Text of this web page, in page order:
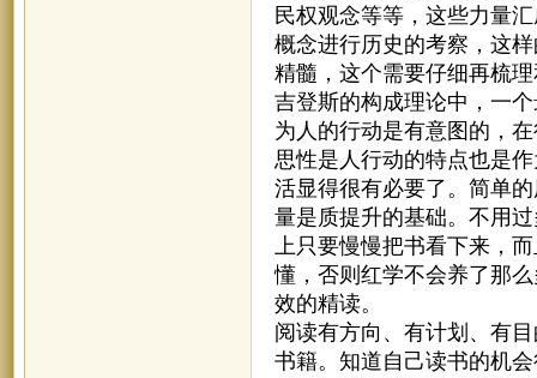
民权观念等等，这些力量
概念进行历史的考察，这
精髓，这个需要仔细再梳
吉登斯的构成理论中，一
为人的行动是有意图的，
思性是人行动的特点也是
活显得很有必要了。简单
量是质提升的基础。不用
上只要慢慢把书看下来，
懂，否则红学不会养了那
效的精读。
阅读有方向、有计划、有
书籍。知道自己读书的机